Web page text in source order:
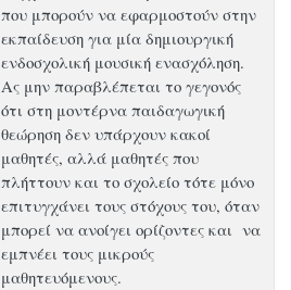
που μπορούν να εφαρμοστούν στην
εκπαίδευση για μία δημιουργική
ενδοσχολική μουσική ενασχόληση.
Ας μην παραβλέπεται το γεγονός
ότι στη μοντέρνα παιδαγωγική
θεώρηση δεν υπάρχουν κακοί
μαθητές, αλλά μαθητές που
πλήττουν και το σχολείο τότε μόνο
επιτυγχάνει τους στόχους του, όταν
μπορεί να ανοίγει ορίζοντες και να
εμπνέει τους μικρούς
μαθητευόμενους.